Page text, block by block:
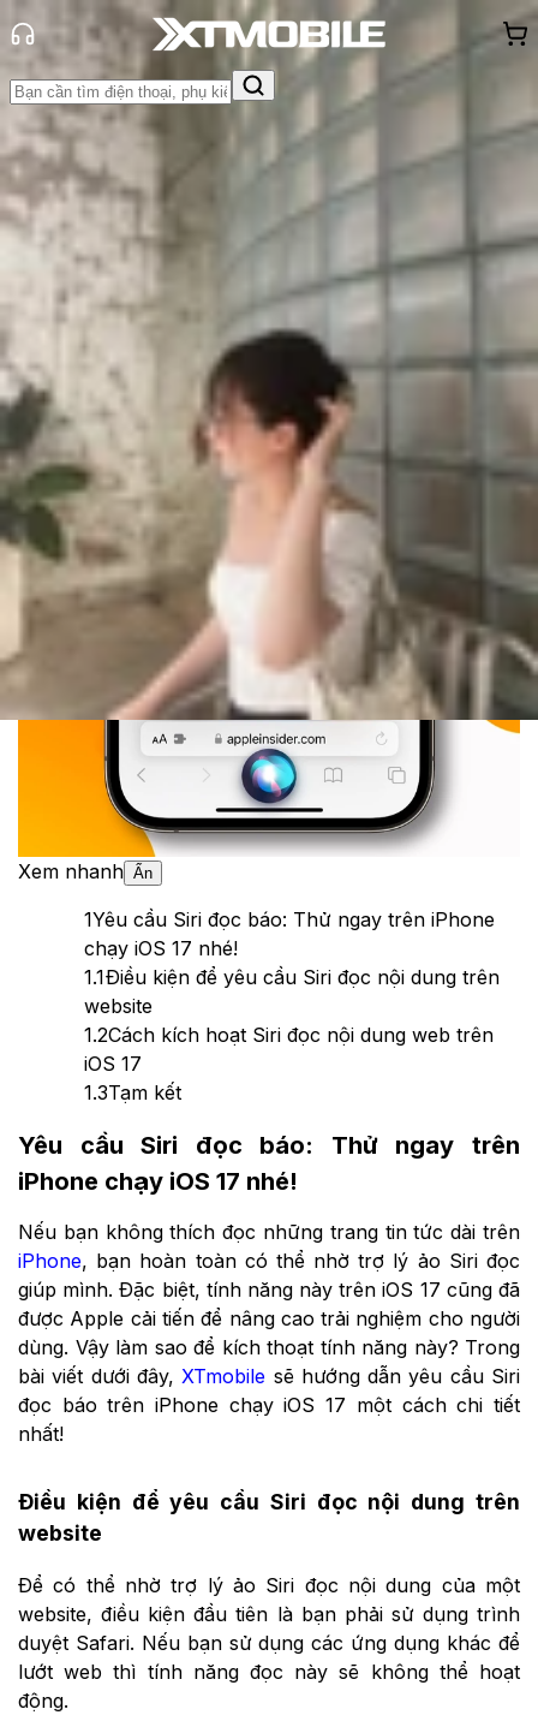
Trang chủ
Tin tức
Thủ thuật
Tin Mới
Đánh Giá - Trên Tay
Khuyến
Thủ thuật Thông báoKhách
hàng - Sự kiện
Hướng dẫn yêu cầu Siri đọc báo
trên iPhone chạy iOS 17
Triệu Vy
Ngày đăng: 03/12/2023
Cập nhật:
24/05/2026
Theo dõi XTMobile trên
Xem nhanh Ẩn
1Yêu cầu Siri đọc báo: Thử ngay trên iPhone
chạy iOS 17 nhé!
1.1Điều kiện để yêu cầu Siri đọc nội dung trên
website
1.2Cách kích hoạt Siri đọc nội dung web trên
iOS 17
1.3Tạm kết
Yêu cầu Siri đọc báo: Thử ngay trên
iPhone chạy iOS 17 nhé!
Nếu bạn không thích đọc những trang tin tức dài trên
iPhone, bạn hoàn toàn có thể nhờ trợ lý ảo Siri đọc
giúp mình. Đặc biệt, tính năng này trên iOS 17 cũng đã
được Apple cải tiến để nâng cao trải nghiệm cho người
dùng. Vậy làm sao để kích thoạt tính năng này? Trong
bài viết dưới đây, XTmobile sẽ hướng dẫn yêu cầu Siri
đọc báo trên iPhone chạy iOS 17 một cách chi tiết
nhất!
Điều kiện để yêu cầu Siri đọc nội dung trên
website
Để có thể nhờ trợ lý ảo Siri đọc nội dung của một
website, điều kiện đầu tiên là bạn phải sử dụng trình
duyệt Safari. Nếu bạn sử dụng các ứng dụng khác để
lướt web thì tính năng đọc này sẽ không thể hoạt
động.